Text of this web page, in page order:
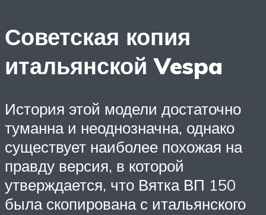
Советская копия
итальянской Vespa
История этой модели достаточно
туманна и неоднозначна, однако
существует наиболее похожая на
правду версия, в которой
утверждается, что Вятка ВП 150
была скопирована с итальянского